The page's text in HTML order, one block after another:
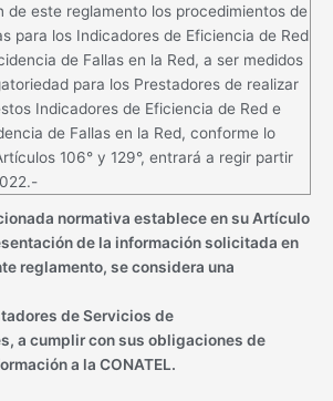
de este reglamento los procedimientos de
para los Indicadores de Eficiencia de Red
de Fallas en la Red, a ser medidos
para los Prestadores de realizar
Indicadores de Eficiencia de Red e
de Fallas en la Red, conforme lo
106° y 129°, entrará a regir partir
normativa establece en su Artículo
de la información solicitada en
reglamento, se considera una
de Servicios de
a cumplir con sus obligaciones de
a la CONATEL.